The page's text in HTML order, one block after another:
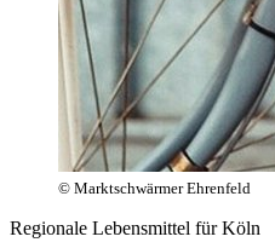
© Marktschwärmer Ehrenfeld
Regionale Lebensmittel für Köln